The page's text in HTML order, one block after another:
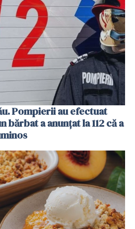
Pompierii au efectuat
bărbat a anunțat la 112 că a